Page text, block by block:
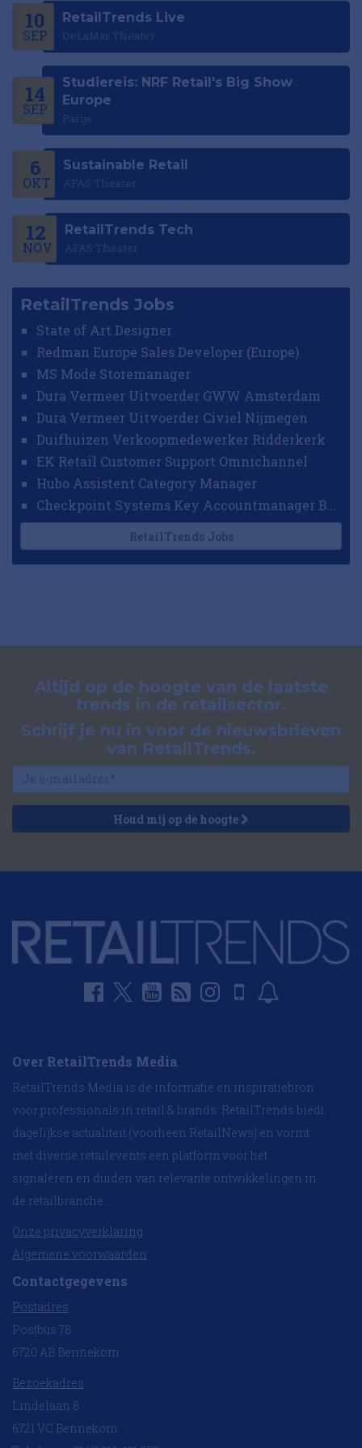
10
SEP
RetailTrends Live
DeLaMar Theater
14
SEP
Studiereis: NRF Retail's Big Show
Europe
Parijs
6
OKT
Sustainable Retail
AFAS Theater
12
NOV
RetailTrends Tech
AFAS Theater
RetailTrends Jobs
State of Art Designer
Redman Europe Sales Developer (Europe)
MS Mode Storemanager
Dura Vermeer Uitvoerder GWW Amsterdam
Dura Vermeer Uitvoerder Civiel Nijmegen
Duifhuizen Verkoopmedewerker Ridderkerk
EK Retail Customer Support Omnichannel
Hubo Assistent Category Manager
RetailTrends Jobs
Altijd op de hoogte van de laatste
trends in de retailsector.
Schrijf je nu in voor de nieuwsbrieven
van RetailTrends.
Houd mij op de hoogte
Over RetailTrends Media
RetailTrends Media is dé informatie en inspiratiebron
voor professionals in retail & brands. RetailTrends biedt
dagelijkse actualiteit (voorheen RetailNews) en vormt
met diverse retailevents een platform voor het
signaleren en duiden van relevante ontwikkelingen in
de retailbranche.
Onze privacyverklaring
Algemene voorwaarden
Contactgegevens
Postadres
Postbus 78
6720 AB Bennekom
Bezoekadres
Lindelaan 8
6721 VC Bennekom